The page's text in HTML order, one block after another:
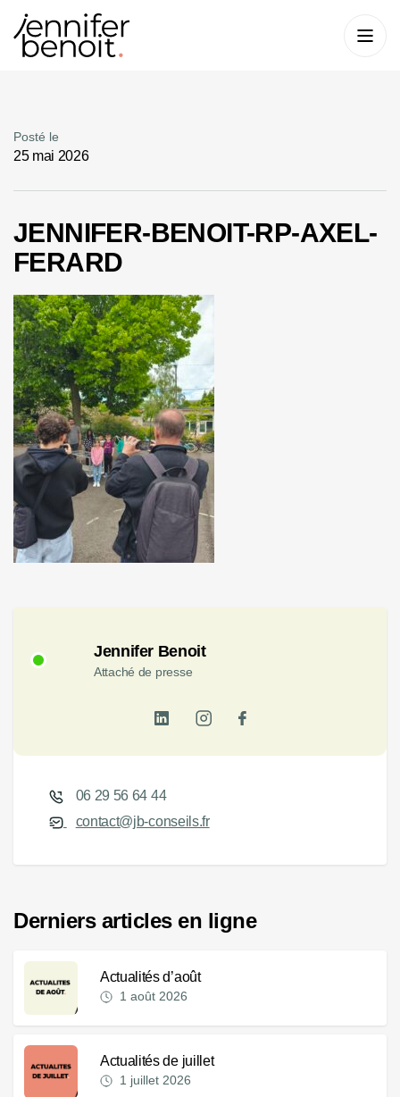
Posté le
25 mai 2026
JENNIFER-BENOIT-RP-AXEL-
FERARD
Jennifer Benoit
Attaché de presse
06 29 56 64 44
contact@jb-conseils.fr
Derniers articles en ligne
Actualités d’août
1 août 2026
Actualités de juillet
1 juillet 2026